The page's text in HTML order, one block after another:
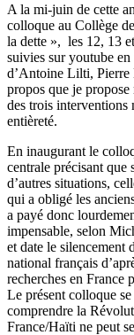
A la mi-juin de cette
colloque au Collège
la dette », les 12, 13
suivies sur youtube
d’Antoine Lilti, Pierre
propos que je
des trois interventions
entièreté.
En inaugurant le
centrale précisant que
d’autres situations,
qui a obligé les
a payé donc
impensable, selon
et date le silencement
national français
recherches en France
Le présent colloque
comprendre la
France/Haïti ne peut